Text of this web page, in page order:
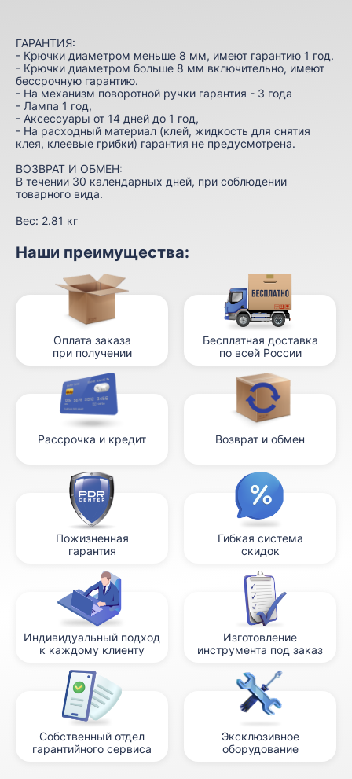
ГАРАНТИЯ:
- Крючки диаметром меньше 8 мм, имеют гарантию 1 год.
- Крючки диаметром больше 8 мм включительно, имеют
бессрочную гарантию.
- На механизм поворотной ручки гарантия - 3 года
- Лампа 1 год,
- Аксессуары от 14 дней до 1 год,
- На расходный материал (клей, жидкость для снятия
клея, клеевые грибки) гарантия не предусмотрена.
ВОЗВРАТ И ОБМЕН:
В течении 30 календарных дней, при соблюдении
товарного вида.
Вес: 2.81 кг
Наши преимущества:
Оплата заказа
при получении
Бесплатная доставка
по всей России
Рассрочка и кредит Возврат и обмен
Пожизненная
гарантия
Гибкая система
скидок
Индивидуальный подход
к каждому клиенту
Изготовление
инструмента под заказ
Собственный отдел
гарантийного сервиса
Эксклюзивное
оборудование